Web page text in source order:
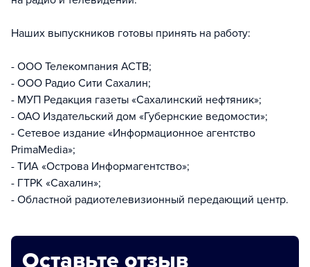
Наших выпускников готовы принять на работу:
- ООО Телекомпания АСТВ;
- ООО Радио Сити Сахалин;
- МУП Редакция газеты «Сахалинский нефтяник»;
- ОАО Издательский дом «Губернские ведомости»;
- Сетевое издание «Информационное агентство
PrimaMedia»;
- ТИА «Острова Информагентство»;
- ГТРК «Сахалин»;
- Областной радиотелевизионный передающий центр.
Оставьте отзыв